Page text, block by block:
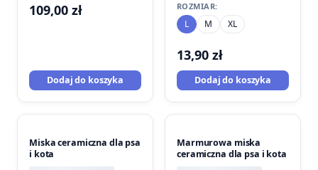
109,00 zł
Dodaj do koszyka
ROZMIAR:
L M XL
13,90 zł
Dodaj do koszyka
Miska ceramiczna dla psa
i kota
Marmurowa miska
ceramiczna dla psa i kota